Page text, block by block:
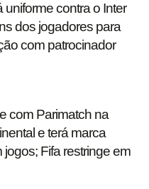
uniforme contra o Inter
dos jogadores para
com patrocinador
com Parimatch na
e terá marca
Fifa restringe em